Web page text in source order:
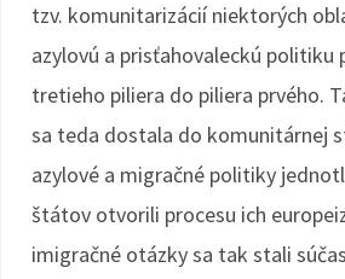
tzv. komunitarizácií niektorých
azylovú a prisťahovaleckú politiku
tretieho piliera do piliera prvého.
sa teda dostala do komunitárnej
azylové a migračné politiky
štátov otvorili procesu ich
imigračné otázky sa tak stali